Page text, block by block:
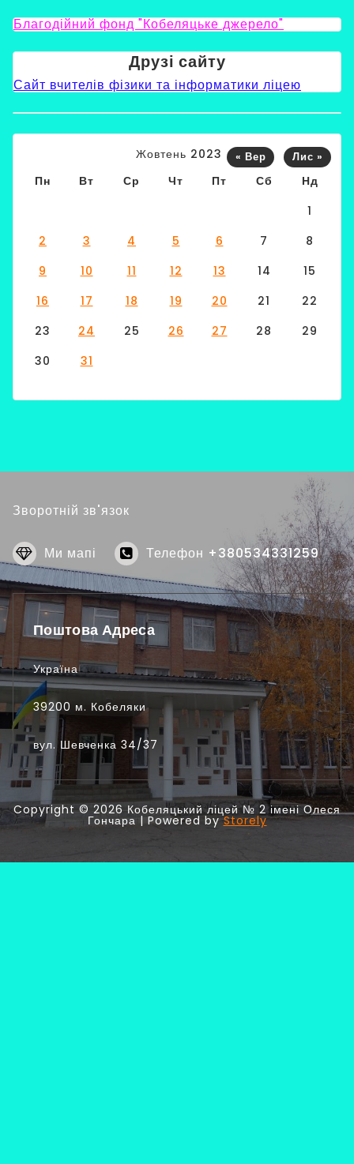
Благодійний фонд "Кобеляцьке джерело"
Друзі сайту
Сайт вчителів фізики та інформатики ліцею
Жовтень 2023
Пн
Вт Ср Чт Пт Сб
Нд
1
2
3 4 5 6 7
8
9
10 11 12 13 14
15
16
17 18 19 20 21
22
23
24 25 26 27 28
29
30
31
« Вер Лис »
Зворотній зв'язок
Ми мапі Телефон +380534331259
Поштова Адреса
Україна
39200 м. Кобеляки
вул. Шевченка 34/37
Copyright © 2026 Кобеляцький ліцей № 2 імені Олеся
Гончара | Powered byStorely